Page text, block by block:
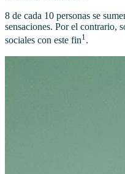
8 de cada 10 personas se
sensaciones. Por el contrario,
sociales con este fin1.